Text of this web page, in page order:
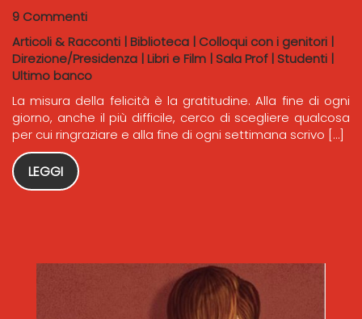
9 Commenti
Articoli & Racconti | Biblioteca | Colloqui con i genitori |
Direzione/Presidenza | Libri e Film | Sala Prof| Studenti |
Ultimo banco
La misura della felicità è la gratitudine. Alla fine di ogni
giorno, anche il più difficile, cerco di scegliere qualcosa
per cui ringraziare e alla fine di ogni settimana scrivo […]
LEGGI